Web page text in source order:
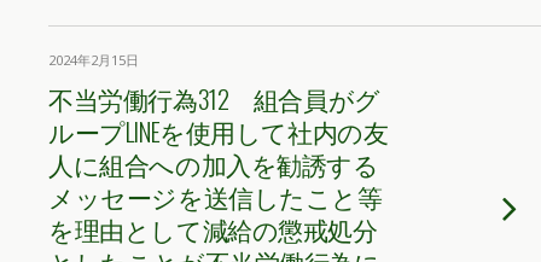
2024年2月15日
不当労働行為312 組合員がグ
ループLINEを使用して社内の友
人に組合への加入を勧誘する
メッセージを送信したこと等
を理由として減給の懲戒処分